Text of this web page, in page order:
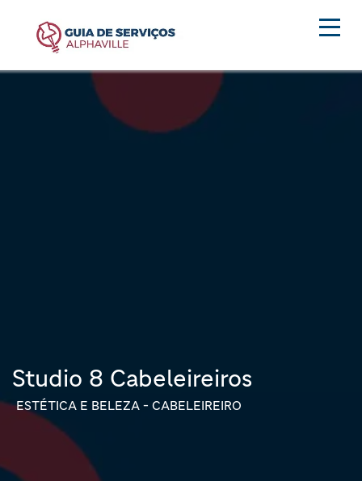
Studio 8 Cabeleireiros
ESTÉTICA E BELEZA - CABELEIREIRO